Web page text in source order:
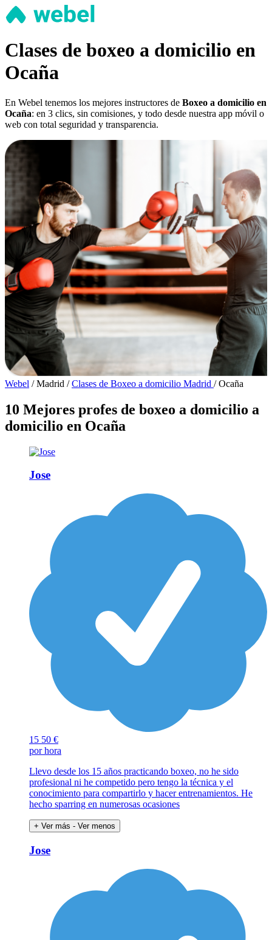
Clases de boxeo a domicilio en
Ocaña
En Webel tenemos los mejores instructores de Boxeo a domicilio en
Ocaña: en 3 clics, sin comisiones, y todo desde nuestra app móvil o
web con total seguridad y transparencia.
Webel / Madrid / Clases de Boxeo a domicilio Madrid / Ocaña
10 Mejores profes de boxeo a domicilio a
domicilio en Ocaña
Jose
15 50 €
por hora
Llevo desde los 15 años practicando boxeo, no he sido
profesional ni he competido pero tengo la técnica y el
conocimiento para compartirlo y hacer entrenamientos. He
hecho sparring en numerosas ocasiones
+ Ver más - Ver menos
Jose